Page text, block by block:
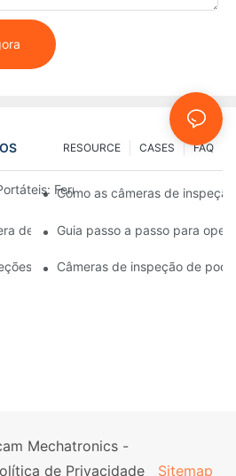
FAQ
CASES
RESOURCE
Ferramentas Essenciais para
Como as câmeras de
de inspeção de poços: principais
Guia passo a passo para
regulares de poços com câmeras
Câmeras de inspeção de
Mechatronics -
de Privacidade Sitemap